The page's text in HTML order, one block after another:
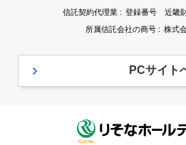
お電話によるご案内やダイ
金融商品、信託商品および
提携会社等の商品やサービス
各種お取引の解約やお取引
法令を遵守するため
信託契約代理業 : 登録番号 近畿
所属信託会社の商号 : 株式
PCサイト